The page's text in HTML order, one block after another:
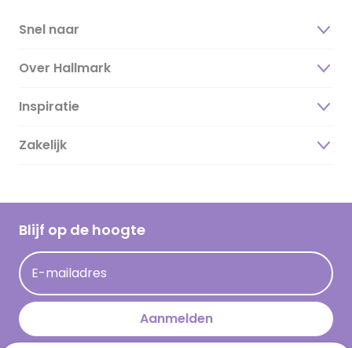
Snel naar
Over Hallmark
Over ons
Duurzaamheid
Hallmark Kaartclub
Acties
Persberichten
Hallmark en Kinderpostzegels
Inspiratie
Magazine
Cadeau inspiratie
Kaartinspiratie
Zakelijk
Blijf op de hoogte
E-mailadres
Aanmelden